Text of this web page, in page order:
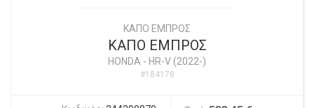
ΚΑΠΟ ΕΜΠΡΟΣ
ΚΑΠΟ ΕΜΠΡΟΣ
HONDA - HR-V (2022-)
#184178